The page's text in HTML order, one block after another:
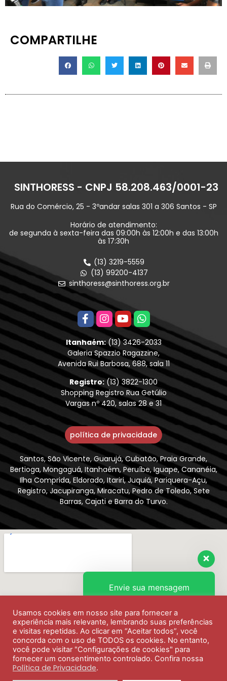
COMPARTILHE
SINTHORESS - CNPJ 58.208.463/0001-23
Rua do Comércio, 25 - 3ºandar salas 301 a 306 Santos - SP
Horário de atendimento:
de segunda à sexta-feira das 09:00h às 12:00h e das 13:00h
às 17:30h
(13) 3219-5559
(13) 99200-4137
sinthoress@sinthoress.org.br
Itanhaém:(13) 3426-2033
Galeria Spazzio Ragazzine,
Avenida Rui Barbosa, 688, sala 11
Registro:(13) 3822-1300
Shopping Registro Rua Getúlio
Vargas nº 420, salas 28 e 31
política de privacidade
Santos, São Vicente, Guarujá, Cubatão, Praia Grande,
Bertioga, Mongaguá, Itanhaém, Peruíbe, Iguape, Cananéia,
Ilha Comprida, Eldorado, Itariri, Juquiá, Pariquera-Açu,
Registro, Jacupiranga, Miracatu, Pedro de Toledo, Sete
Barras, Cajati e Barra do Turvo.
Usamos cookies em nosso site para fornecer a
experiência mais relevante, lembrando suas preferências
e visitas repetidas. Ao clicar em “Aceitar todos”, você
concorda com o uso de TODOS os cookies. No entanto,
você pode visitar "Configurações de cookies" para
fornecer um consentimento controlado. Confira nossa
Política de Privacidade.
Envie sua mensagem
Olá, como podemos ajudar?